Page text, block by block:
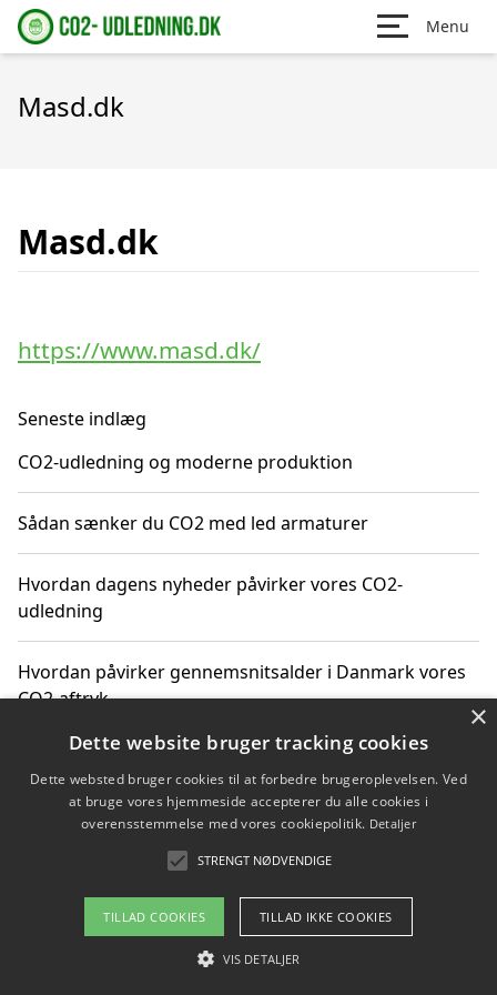
Menu
Masd.dk
Masd.dk
https://www.masd.dk/
Seneste indlæg
CO2-udledning og moderne produktion
Sådan sænker du CO2 med led armaturer
Hvordan dagens nyheder påvirker vores CO2-
udledning
Hvordan påvirker gennemsnitsalder i Danmark vores
CO2-aftryk
Hvordan nyheder om CO2-udledning påvirker vores
hverdag
Om / kontakt
Blog Betingelser
×
Dette website bruger tracking cookies
Dette websted bruger cookies til at forbedre brugeroplevelsen. Ved
at bruge vores hjemmeside accepterer du alle cookies i
overensstemmelse med vores cookiepolitik. Detaljer
STRENGT NØDVENDIGE
TILLAD COOKIES TILLAD IKKE COOKIES
VIS DETALJER